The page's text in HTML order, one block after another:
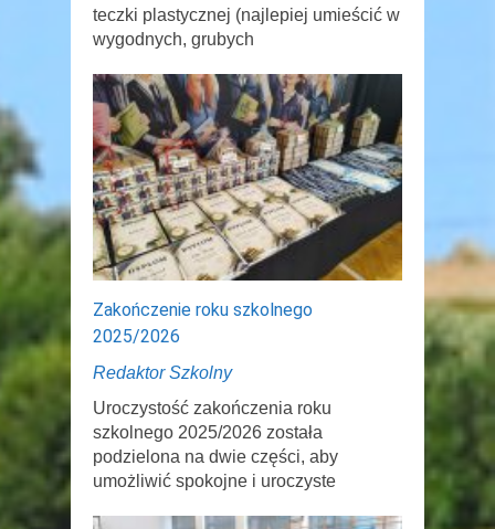
teczki plastycznej (najlepiej umieścić w
wygodnych, grubych
Zakończenie roku szkolnego
2025/2026
Redaktor Szkolny
Uroczystość zakończenia roku
szkolnego 2025/2026 została
podzielona na dwie części, aby
umożliwić spokojne i uroczyste